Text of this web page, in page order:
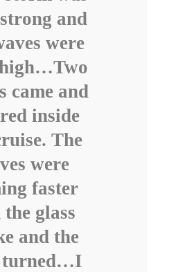
and
were
came and
inside
The
were
faster
the glass
and the
turned…I